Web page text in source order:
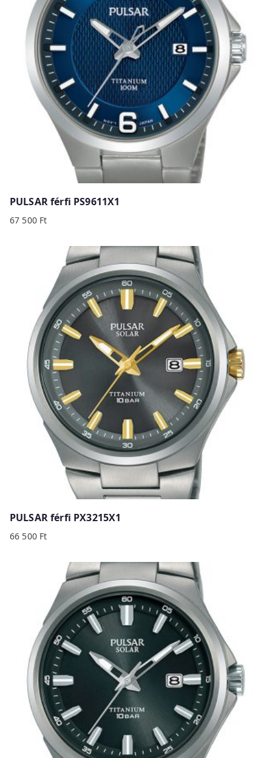
PULSAR férfi PS9611X1
67 500 Ft
PULSAR férfi PX3215X1
66 500 Ft